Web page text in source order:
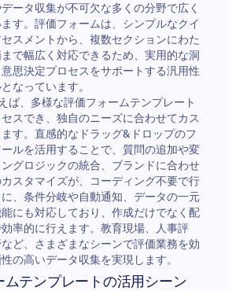
ータ収集が不可欠な多くの分野で広く
す。評価フォームは、シンプルなクイ
スメントから、複数セクションにわた
で幅広く対応できるため、実用的な洞
思決定プロセスをサポートする汎用性
なっています。
ば、多様な評価フォームテンプレート
スでき、独自のニーズに合わせてカス
す。直感的なドラッグ&ドロップのフ
ルを活用することで、質問の追加や変
グロジックの統合、ブランドに合わせ
スタマイズが、コーディング不要で行
、条件分岐や自動通知、データの一元
にも対応しており、作成だけでなく配
率的に行えます。教育現場、人事評
ど、さまざまなシーンで評価業務を効
の高いデータ収集を実現します。
ムテンプレートの活用シーン